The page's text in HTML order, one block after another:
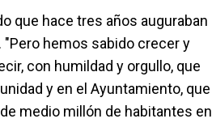
que hace tres años auguraban
"Pero hemos sabido crecer y
con humildad y orgullo, que
y en el Ayuntamiento, que
medio millón de habitantes en